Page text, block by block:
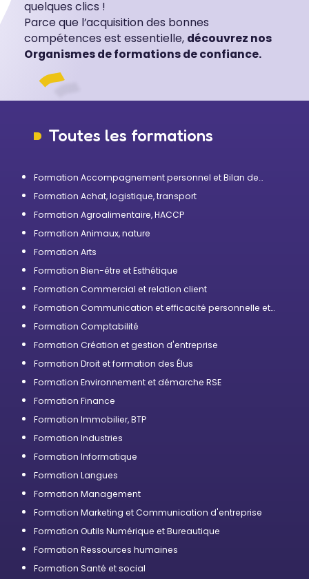
quelques clics !
Parce que l’acquisition des bonnes
compétences est essentielle, découvrez nos
Organismes de formations de confiance.
Toutes les formations
Formation Accompagnement personnel et Bilan de
Formation Achat, logistique, transport
Formation Agroalimentaire, HACCP
Formation Animaux, nature
Formation Arts
Formation Bien-être et Esthétique
Formation Commercial et relation client
Formation Communication et efficacité personnelle et
Formation Comptabilité
Formation Création et gestion d'entreprise
Formation Droit et formation des Élus
Formation Environnement et démarche RSE
Formation Finance
Formation Immobilier, BTP
Formation Industries
Formation Informatique
Formation Langues
Formation Management
Formation Marketing et Communication d'entreprise
Formation Outils Numérique et Bureautique
Formation Ressources humaines
Formation Santé et social